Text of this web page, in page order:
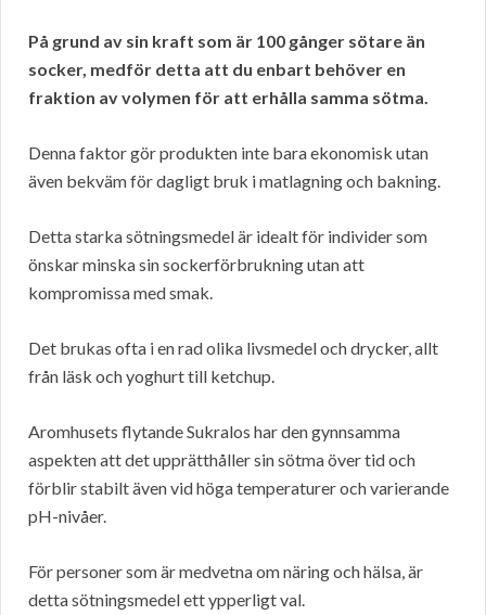
På grund av sin kraft som är 100 gånger sötare än
socker, medför detta att du enbart behöver en
fraktion av volymen för att erhålla samma sötma.
Denna faktor gör produkten inte bara ekonomisk utan
även bekväm för dagligt bruk i matlagning och bakning.
Detta starka sötningsmedel är idealt för individer som
önskar minska sin sockerförbrukning utan att
kompromissa med smak.
Det brukas ofta i en rad olika livsmedel och drycker, allt
från läsk och yoghurt till ketchup.
Aromhusets flytande Sukralos har den gynnsamma
aspekten att det upprätthåller sin sötma över tid och
förblir stabilt även vid höga temperaturer och varierande
pH-nivåer.
För personer som är medvetna om näring och hälsa, är
detta sötningsmedel ett ypperligt val.